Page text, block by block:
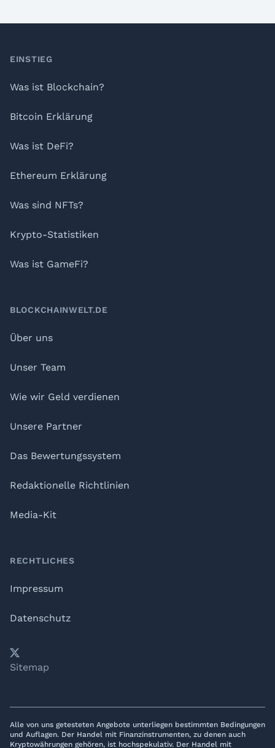
Footer
EINSTIEG
Was ist Blockchain?
Bitcoin Erklärung
Was ist DeFi?
Ethereum Erklärung
Was sind NFTs?
Krypto-Statistiken
Was ist GameFi?
BLOCKCHAINWELT.DE
Über uns
Unser Team
Wie wir Geld verdienen
Unsere Partner
Das Bewertungssystem
Redaktionelle Richtlinien
Media-Kit
RECHTLICHES
Impressum
Datenschutz
YouTube
𝕏LinkedIn
Telegram
Sitemap
Alle von uns getesteten Angebote unterliegen bestimmten Bedingungen
und Auflagen. Der Handel mit Finanzinstrumenten, zu denen auch
Kryptowährungen gehören, ist hochspekulativ. Der Handel mit